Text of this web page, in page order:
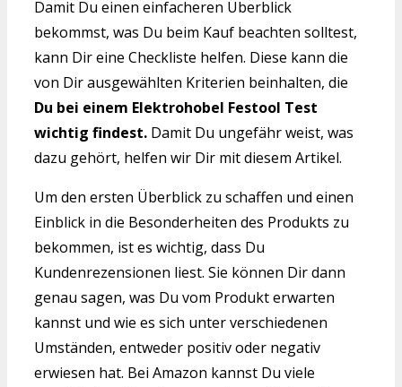
Damit Du einen einfacheren Überblick
bekommst, was Du beim Kauf beachten solltest,
kann Dir eine Checkliste helfen. Diese kann die
von Dir ausgewählten Kriterien beinhalten, die
Du bei einem Elektrohobel Festool Test
wichtig findest. Damit Du ungefähr weist, was
dazu gehört, helfen wir Dir mit diesem Artikel.
Um den ersten Überblick zu schaffen und einen
Einblick in die Besonderheiten des Produkts zu
bekommen, ist es wichtig, dass Du
Kundenrezensionen liest. Sie können Dir dann
genau sagen, was Du vom Produkt erwarten
kannst und wie es sich unter verschiedenen
Umständen, entweder positiv oder negativ
erwiesen hat. Bei Amazon kannst Du viele